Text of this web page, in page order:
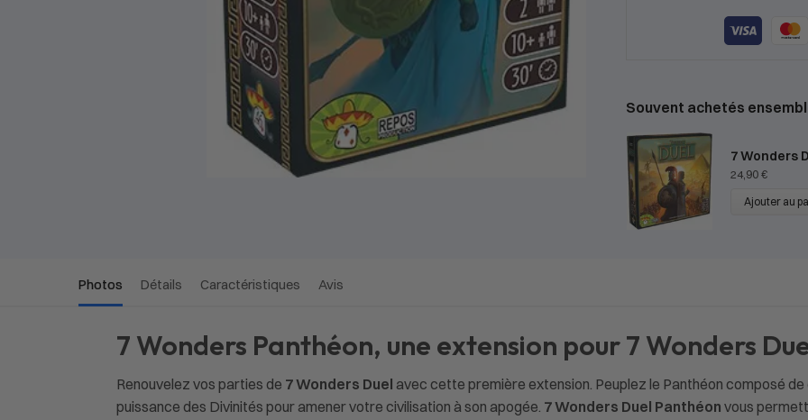
Souvent achetés
7 Wonders
24,90€
Ajouter au
Photos Détails Caractéristiques Avis
7 Wonders Panthéon, une extension pour 7 Wonders
Renouvelez vos parties de 7 Wonders Duel avec cette première extension. Peuplez le Panthéon composé
puissance des Divinités pour amener votre civilisation à son apogée. 7 Wonders Duel Panthéon vous